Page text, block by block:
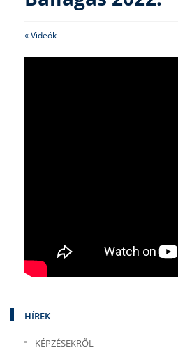
« Videók
HÍREK
KÉPZÉSEKRŐL